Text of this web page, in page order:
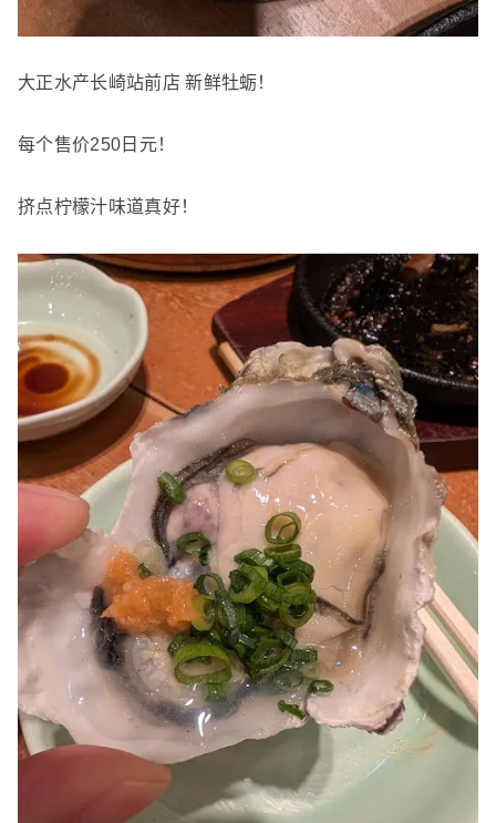
大正水产长崎站前店 新鲜牡蛎！
每个售价250日元！
挤点柠檬汁味道真好！